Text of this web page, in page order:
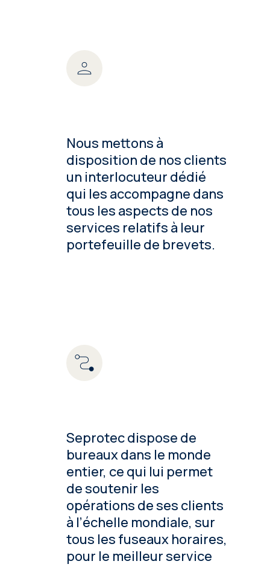
Nous mettons à
disposition de nos clients
un interlocuteur dédié
qui les accompagne dans
tous les aspects de nos
services relatifs à leur
portefeuille de brevets.
Seprotec dispose de
bureaux dans le monde
entier, ce qui lui permet
de soutenir les
opérations de ses clients
à l’échelle mondiale, sur
tous les fuseaux horaires,
pour le meilleur service